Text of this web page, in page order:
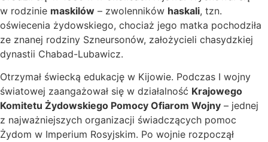
w rodzinie maskilów – zwolenników haskali, tzn.
oświecenia żydowskiego, chociaż jego matka pochodziła
ze znanej rodziny Szneursonów, założycieli chasydzkiej
dynastii Chabad-Lubawicz.
Otrzymał świecką edukację w Kijowie. Podczas I wojny
światowej zaangażował się w działalność Krajowego
Komitetu Żydowskiego Pomocy Ofiarom Wojny – jednej
z najważniejszych organizacji świadczących pomoc
Żydom w Imperium Rosyjskim. Po wojnie rozpoczął